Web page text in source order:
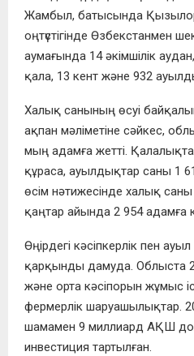
Жамбыл, батысында
оңтүстігінде Өзбекстанмен
аумағында 14 әкімшілік
қала, 13 кент және 932
Халық санының өсуі
ақпан мәліметіне сәйкес,
мың адамға жетті.
құраса, ауылдықтар саны 1
өсім нәтижесінде халық
қаңтар айында 2 954 адамға
Өңірдегі кәсіпкерлік пен
қарқынды дамуда. Облыста
және орта кәсіпорын жұмыс
фермерлік шаруашылықтар.
шамамен 9 миллиард АҚШ
инвестиция тартылған.